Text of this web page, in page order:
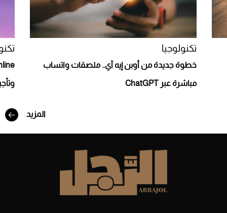
تكنولوجيا
خطوة جديدة من أوبن إيه آي.. ملصقات واتساب
مباشرة عبر ChatGPT
المزيد